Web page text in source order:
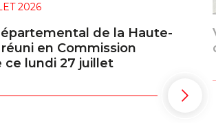
2026
de la Haute-
réuni en Commission
ce lundi 27 juillet